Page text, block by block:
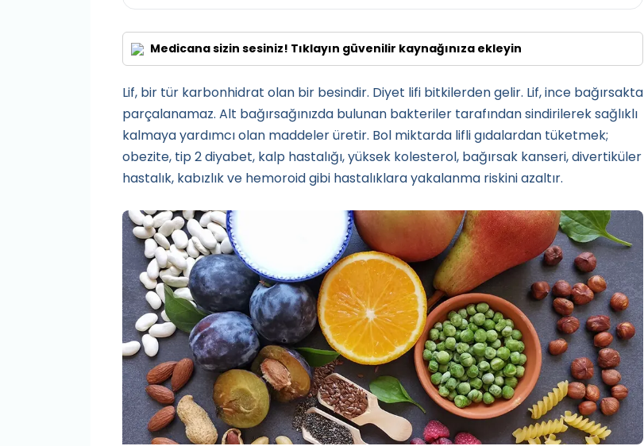
Medicana sizin sesiniz! Tıklayın güvenilir kaynağınıza ekleyin
Lif, bir tür karbonhidrat olan bir besindir. Diyet lifi bitkilerden gelir. Lif, ince bağırsakta
parçalanamaz. Alt bağırsağınızda bulunan bakteriler tarafından sindirilerek sağlıklı
kalmaya yardımcı olan maddeler üretir. Bol miktarda lifli gıdalardan tüketmek;
obezite, tip 2 diyabet, kalp hastalığı, yüksek kolesterol, bağırsak kanseri, divertiküler
hastalık, kabızlık ve hemoroid gibi hastalıklara yakalanma riskini azaltır.